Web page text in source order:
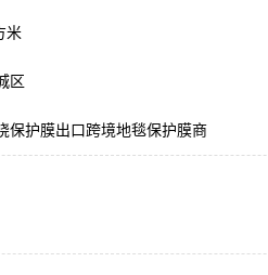
米
区
保护膜出口跨境地毯保护膜商